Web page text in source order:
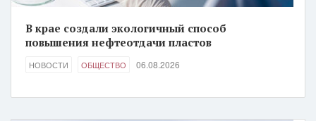
В крае создали экологичный способ
повышения нефтеотдачи пластов
НОВОСТИ ОБЩЕСТВО 06.08.2026